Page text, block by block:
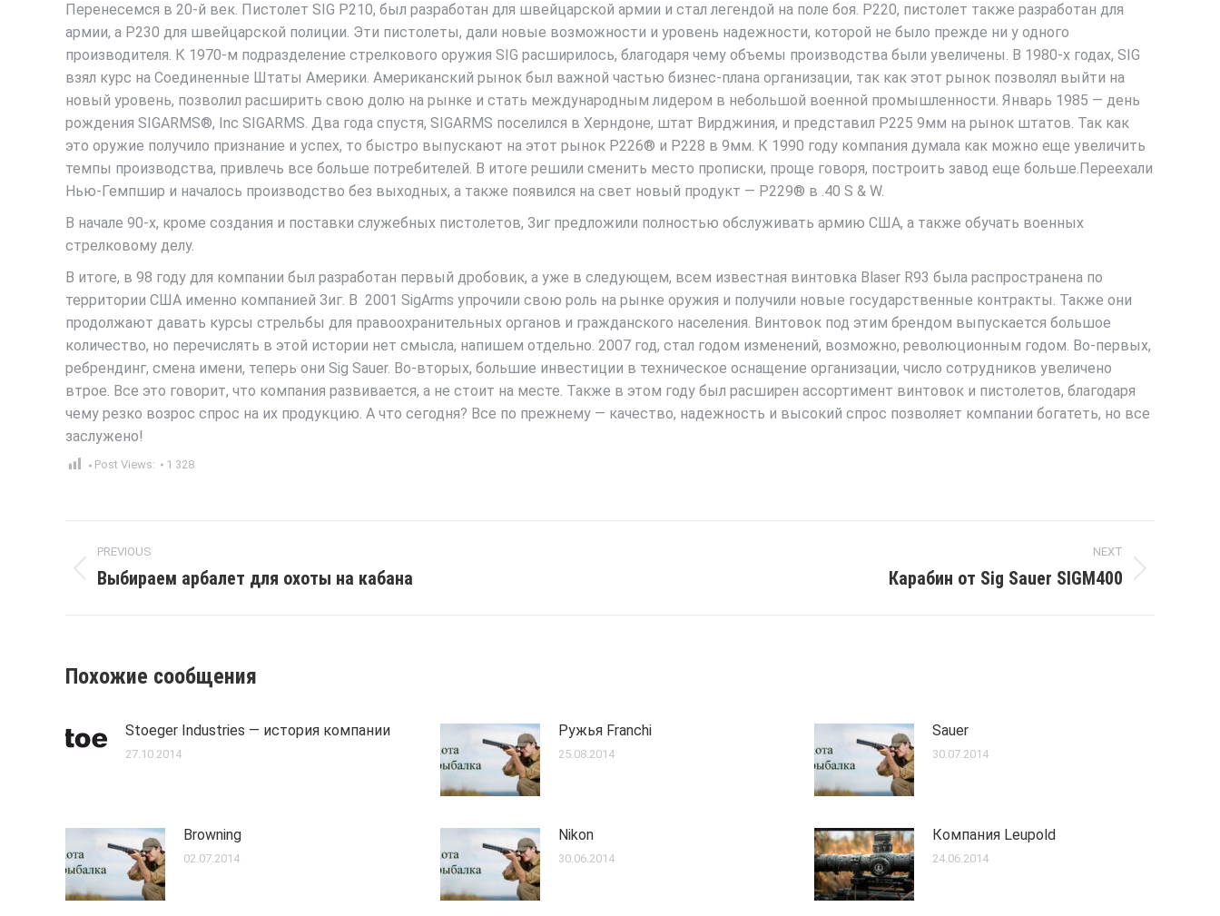
Перенесемся в 20-й век. Пистолет SIG P210, был разработан для швейцарской армии и стал легендой на поле боя. P220, пистолет также разработан для
армии, а P230 для швейцарской полиции. Эти пистолеты, дали новые возможности и уровень надежности, которой не было прежде ни у одного
производителя. К 1970-м подразделение стрелкового оружия SIG расширилось, благодаря чему объемы производства были увеличены. В 1980-х годах, SIG
взял курс на Соединенные Штаты Америки. Американский рынок был важной частью бизнес-плана организации, так как этот рынок позволял выйти на
новый уровень, позволил расширить свою долю на рынке и стать международным лидером в небольшой военной промышленности. Январь 1985 — день
рождения SIGARMS®, Inc SIGARMS. Два года спустя, SIGARMS поселился в Херндоне, штат Вирджиния, и представил P225 9мм на рынок штатов. Так как
это оружие получило признание и успех, то быстро выпускают на этот рынок P226® и P228 в 9мм. К 1990 году компания думала как можно еще увеличить
темпы производства, привлечь все больше потребителей. В итоге решили сменить место прописки, проще говоря, построить завод еще больше.Переехали
Нью-Гемпшир и началось производство без выходных, а также появился на свет новый продукт — P229® в .40 S & W.
В начале 90-х, кроме создания и поставки служебных пистолетов, Зиг предложили полностью обслуживать армию США, а также обучать военных
стрелковому делу.
В итоге, в 98 году для компании был разработан первый дробовик, а уже в следующем, всем известная винтовка Blaser R93 была распространена по
территории США именно компанией Зиг. В 2001 SigArms упрочили свою роль на рынке оружия и получили новые государственные контракты. Также они
продолжают давать курсы стрельбы для правоохранительных органов и гражданского населения. Винтовок под этим брендом выпускается большое
количество, но перечислять в этой истории нет смысла, напишем отдельно. 2007 год, стал годом изменений, возможно, революционным годом. Во-первых,
ребрендинг, смена имени, теперь они Sig Sauer. Во-вторых, большие инвестиции в техническое оснащение организации, число сотрудников увеличено
втрое. Все это говорит, что компания развивается, а не стоит на месте. Также в этом году был расширен ассортимент винтовок и пистолетов, благодаря
чему резко возрос спрос на их продукцию. А что сегодня? Все по прежнему — качество, надежность и высокий спрос позволяет компании богатеть, но все
заслужено!
Post Views: 1 328
Post
navigation
PREVIOUS
Previous
Выбираем арбалет для охоты на кабана
NEXT
Карабин от Sig Sauer SIGM400
Похожие сообщения
Stoeger Industries — история компании
27.10.2014
Ружья Franchi
25.08.2014
Sauer
30.07.2014
Browning
02.07.2014
Nikon
30.06.2014
Компания Leupold
24.06.2014